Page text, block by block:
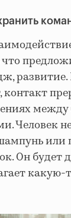
что
контакт
Человек
или
Он будет
какую-